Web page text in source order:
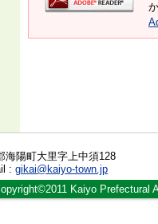
陽町大里字上中須128
: gikai@kaiyo-town.jp
Kaiyo Prefectural